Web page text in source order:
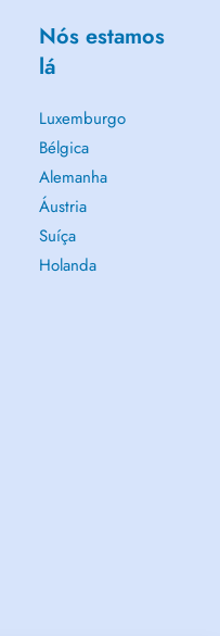
Nós estamos
lá
Luxemburgo
Bélgica
Alemanha
Áustria
Suíça
Holanda